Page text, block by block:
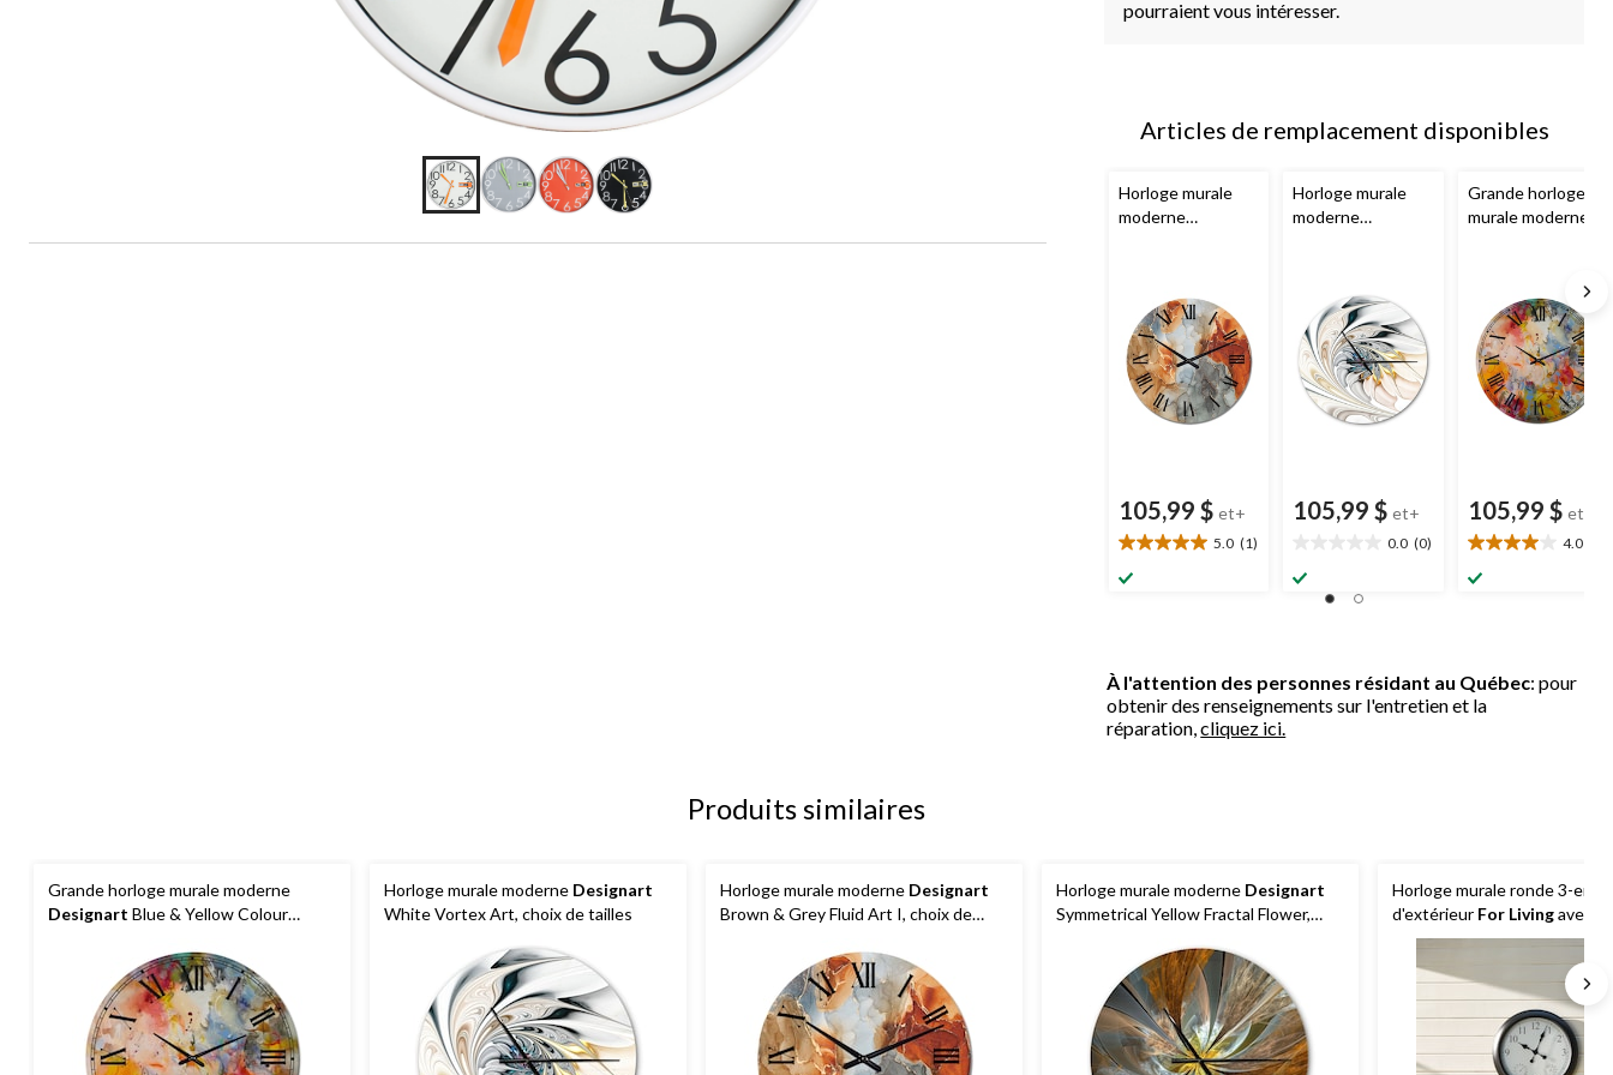
pourraient vous intéresser.
Articles de remplacement disponibles
Horloge murale
moderne
105,99 $ et+
5.0 (1)
5.0
étoile(s)
Horloge murale
moderne
105,99 $ et+
0.0 (0)
étoile(s)
Grande horloge
murale moderne
variées
105,99 $ et+
4.0
4.0
étoile(s)
À l'attention des personnes résidant au Québec: pour
obtenir des renseignements sur l'entretien et la
réparation,cliquez ici.
Produits similaires
Grande horloge murale moderne
Designart Blue & Yellow Colour
Horloge murale moderne Designart
White Vortex Art, choix de tailles
Horloge murale moderne Designart
Brown & Grey Fluid Art I, choix de
Horloge murale moderne Designart
Symmetrical Yellow Fractal Flower,
Horloge murale ronde 3-en-1
d'extérieur For Livingavec
d'humidité et thermomètre,